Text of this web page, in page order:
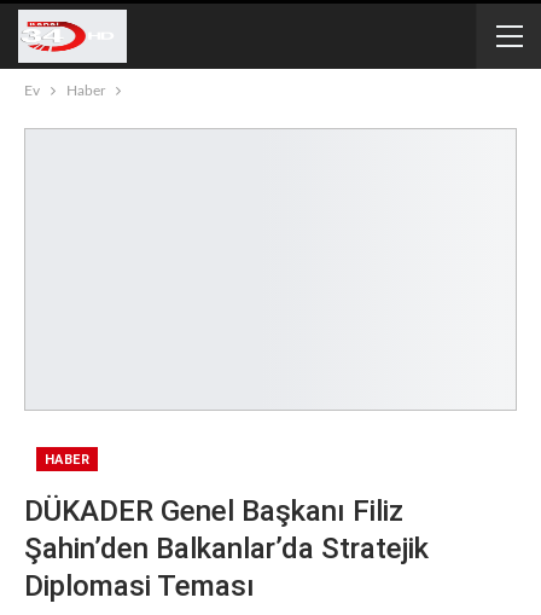
Ev Haber
HABER
DÜKADER Genel Başkanı Filiz
Şahin’den Balkanlar’da Stratejik
Diplomasi Teması